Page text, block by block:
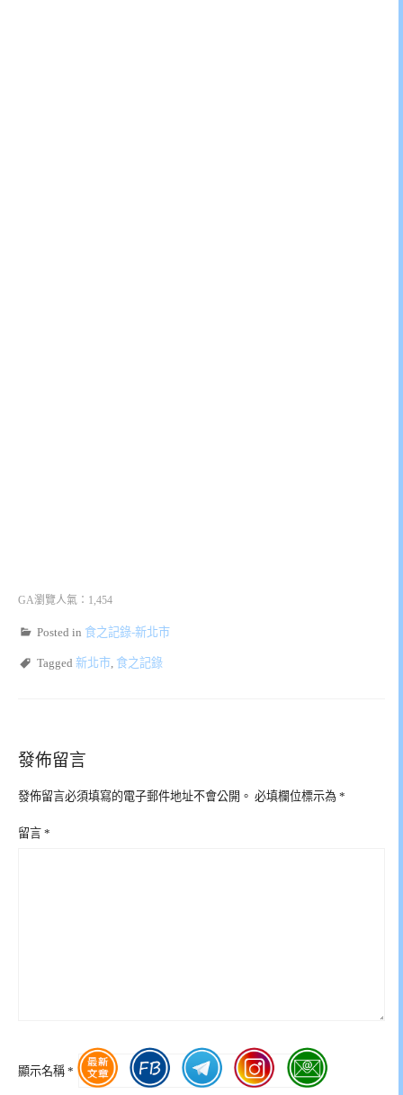
GA瀏覽人氣：1,454
Posted in 食之記錄-新北市
Tagged 新北市 食之記錄
發佈留言
發佈留言必須填寫的電子郵件地址不會公開。 必填欄位標示為 *
留言 *
顯示名稱 *